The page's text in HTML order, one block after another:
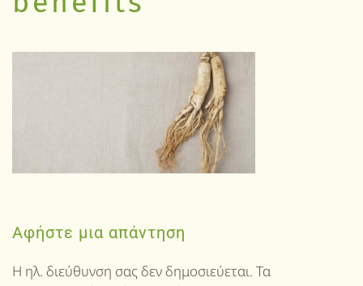
Αφήστε μια απάντηση
Η ηλ. διεύθυνση σας δεν δημοσιεύεται. Τα